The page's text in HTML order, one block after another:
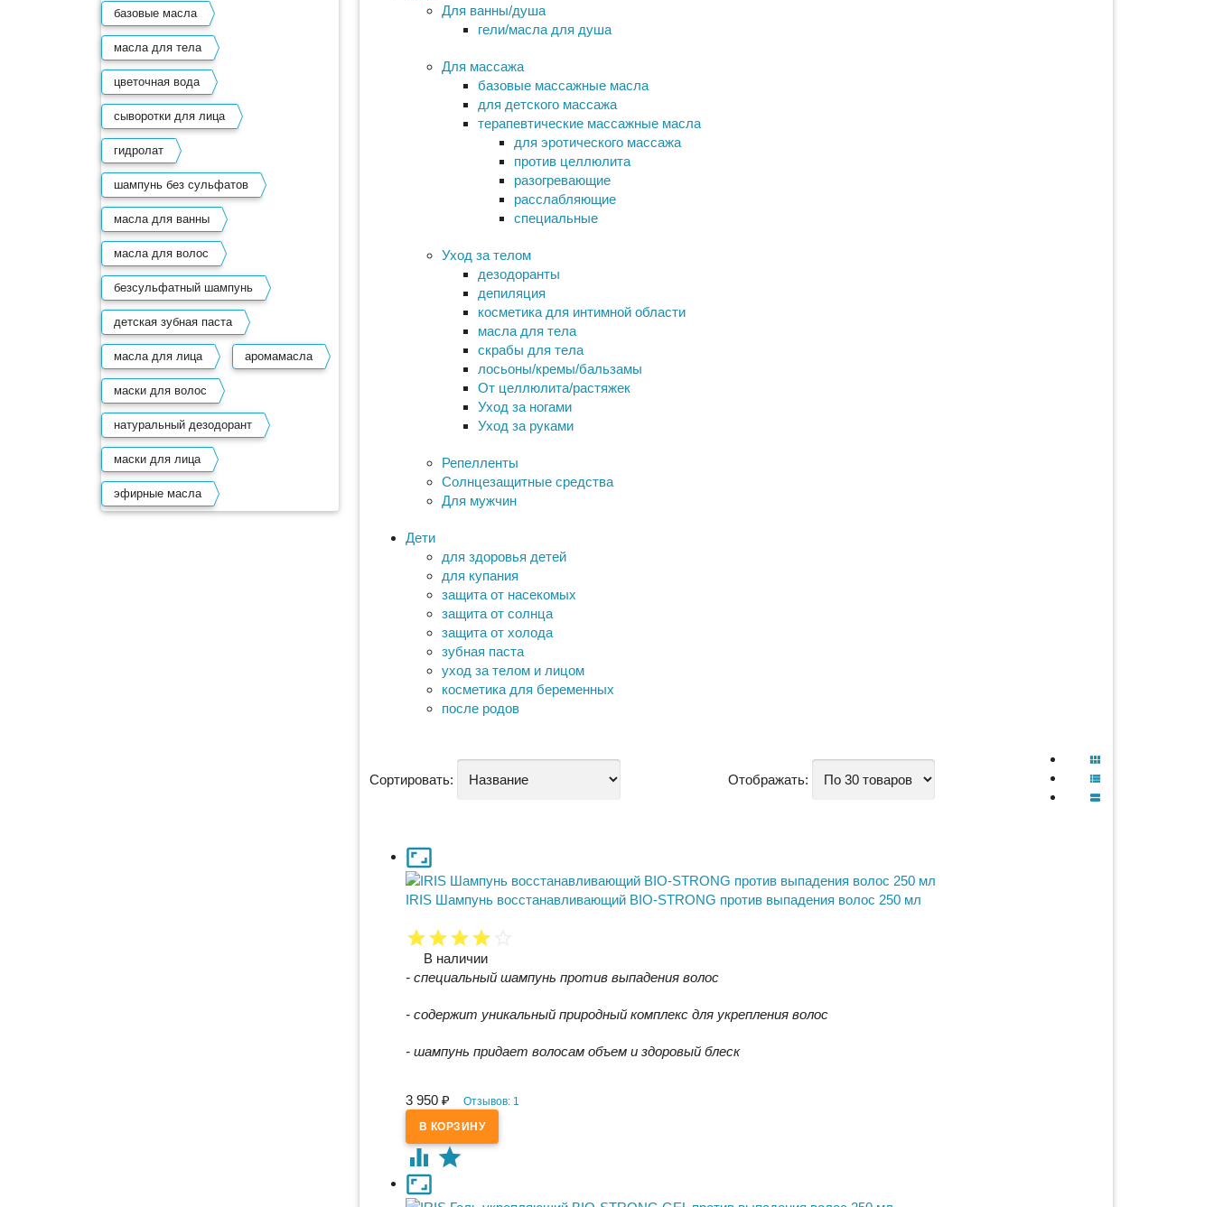
базовые масла
масла для тела
цветочная вода
сыворотки для лица
гидролат
шампунь без сульфатов
масла для ванны
масла для волос
безсульфатный шампунь
детская зубная паста
масла для лица аромамасла
маски для волос
натуральный дезодорант
маски для лица
эфирные масла
Для ванны/душа
гели/масла для душа
Для массажа
базовые массажные масла
для детского массажа
терапевтические массажные масла
для эротического массажа
против целлюлита
разогревающие
расслабляющие
специальные
Уход за телом
дезодоранты
депиляция
косметика для интимной области
масла для тела
скрабы для тела
лосьоны/кремы/бальзамы
От целлюлита/растяжек
Уход за ногами
Уход за руками
Репелленты
Солнцезащитные средства
Для мужчин
Дети
для здоровья детей
для купания
защита от насекомых
защита от солнца
защита от холода
зубная паста
уход за телом и лицом
косметика для беременных
после родов
Сортировать: Отображать:
IRIS Шампунь восстанавливающий BIO-STRONG против выпадения волос 250 мл
В наличии
- специальный шампунь против выпадения волос
- содержит уникальный природный комплекс для укрепления волос
- шампунь придает волосам объем и здоровый блеск
3 950 ₽ Отзывов: 1